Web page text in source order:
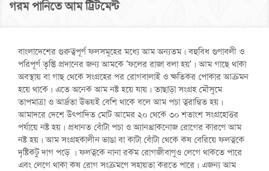
গরম পানিতে আম ট্রিটমেন্ট
বাংলাদেশের গুরুত্বপূর্ণ ফলসমূহের মধ্যে আম অন্যতম। বহুবিধ গুণাবলী ও
পরিপূর্ণ তৃপ্তি প্রদানের জন্য আমকে ‘ফলের রাজা বলা হয়’। আম গাছে থাকা
অবস্থায় বা গাছ থেকে সংগ্রহের পর রোগবালাই ও ক্ষতিকর পোকার আক্রমন
হয়ে থাকে। এতে অনেক আম নষ্ট হয়ে যায়। তাছাড়া সংগ্রহ মৌসুমে
তাপমাত্রা ও আর্দ্রতা উভয়ই বেশি থাকে বলে আম পচা ত্বরান্বিত হয়।
আমাদরে দেশে উৎপাদিত মোট আমের ২০ থেকে ৩০ শতাংশ সংগ্রহোত্তর
পর্যায়ে নষ্ট হয়। প্রধানত বোঁটা পচা ও অ্যানথ্রাকনোজ রোগের কারণে আম
নষ্ট হয়। আম সংগ্রহকালীন ভাঙা বা কাটা বোঁটা থেকে কষ বেরিয়ে ফলত্বকে
দৃষ্টিকটু দাগ পড়ে । ফলত্বকে নানা রকম রোগজীবাণুও লেগে থাকতে পারে
এবং লেগে থাকা কষ রোগ সংক্রমণে সহায়তা করতে পারে। এজন্য আম